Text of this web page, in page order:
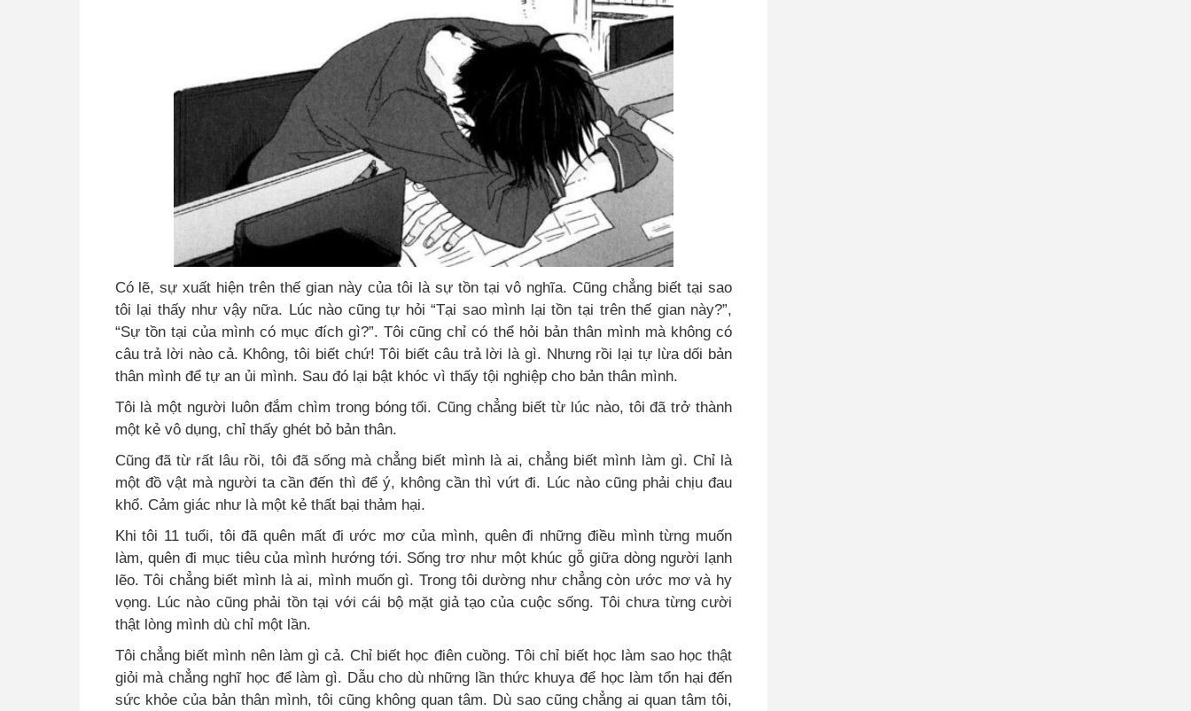
Có lẽ, sự xuất hiện trên thế gian này của tôi là sự tồn tại vô nghĩa. Cũng chẳng biết tại sao
tôi lại thấy như vậy nữa. Lúc nào cũng tự hỏi “Tại sao mình lại tồn tại trên thế gian này?”,
“Sự tồn tại của mình có mục đích gì?”. Tôi cũng chỉ có thể hỏi bản thân mình mà không có
câu trả lời nào cả. Không, tôi biết chứ! Tôi biết câu trả lời là gì. Nhưng rồi lại tự lừa dối bản
thân mình để tự an ủi mình. Sau đó lại bật khóc vì thấy tội nghiệp cho bản thân mình.
Tôi là một người luôn đắm chìm trong bóng tối. Cũng chẳng biết từ lúc nào, tôi đã trở thành
một kẻ vô dụng, chỉ thấy ghét bỏ bản thân.
Cũng đã từ rất lâu rồi, tôi đã sống mà chẳng biết mình là ai, chẳng biết mình làm gì. Chỉ là
một đồ vật mà người ta cần đến thì để ý, không cần thì vứt đi. Lúc nào cũng phải chịu đau
khổ. Cảm giác như là một kẻ thất bại thảm hại.
Khi tôi 11 tuổi, tôi đã quên mất đi ước mơ của mình, quên đi những điều mình từng muốn
làm, quên đi mục tiêu của mình hướng tới. Sống trơ như một khúc gỗ giữa dòng người lạnh
lẽo. Tôi chẳng biết mình là ai, mình muốn gì. Trong tôi dường như chẳng còn ước mơ và hy
vọng. Lúc nào cũng phải tồn tại với cái bộ mặt giả tạo của cuộc sống. Tôi chưa từng cười
thật lòng mình dù chỉ một lần.
Tôi chẳng biết mình nên làm gì cả. Chỉ biết học điên cuồng. Tôi chỉ biết học làm sao học thật
giỏi mà chẳng nghĩ học để làm gì. Dẫu cho dù những lần thức khuya để học làm tổn hại đến
sức khỏe của bản thân mình, tôi cũng không quan tâm. Dù sao cũng chẳng ai quan tâm tôi,